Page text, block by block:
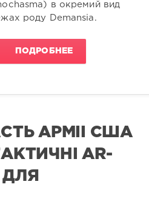
в окремий вид
роду Demansia.
ПОДРОБНЕЕ
АРМІЇ США
AR-
ДЛЯ